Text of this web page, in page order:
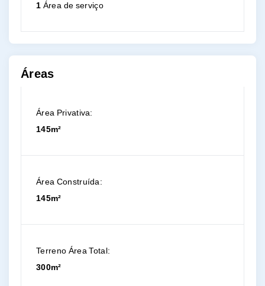
1 Área de serviço
Áreas
Área Privativa:
145m²
Área Construída:
145m²
Terreno Área Total:
300m²